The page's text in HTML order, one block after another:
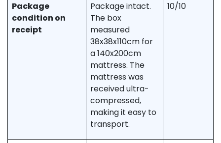
Package
condition on
receipt
Package intact.
The box
measured
38x38x110cm for
a 140x200cm
mattress. The
mattress was
received ultra-
compressed,
making it easy to
transport.
10/10